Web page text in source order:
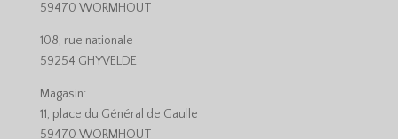
59470 WORMHOUT
108, rue nationale
59254 GHYVELDE
Magasin:
11, place du Général de Gaulle
59470 WORMHOUT